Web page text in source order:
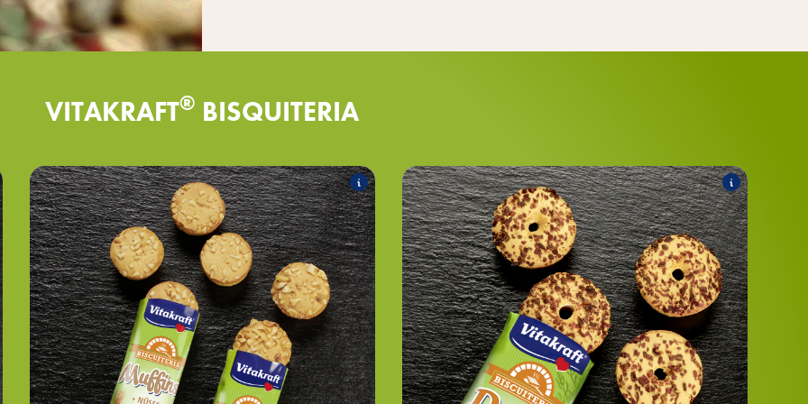
VITAKRAFT® BISQUITERIA
Muffins
®
Folgende Produkte zählen zum Sortiment:
Muffins
®
mit Banane
Muffins
®
mit Nüssen
Donuts
®
Folgende Produkte zählen zum Sortiment:
Donuts
®
mit Karotte